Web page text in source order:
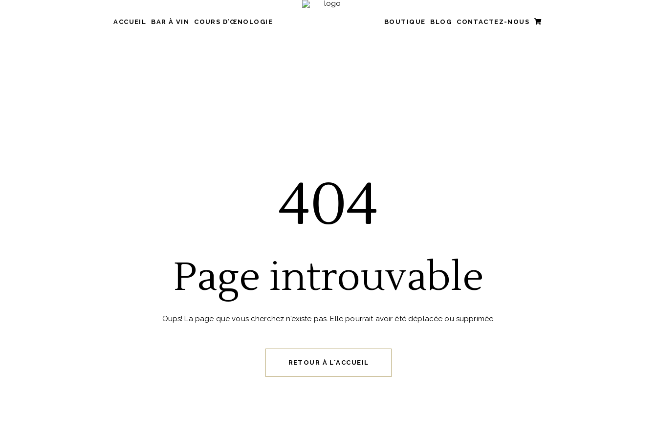
ACCUEIL BAR À VIN COURS D’ŒNOLOGIE BOUTIQUE BLOG CONTACTEZ-NOUS
404
Page introuvable
Oups! La page que vous cherchez n’existe pas. Elle pourrait avoir été déplacée ou supprimée.
RETOUR À L'ACCUEIL